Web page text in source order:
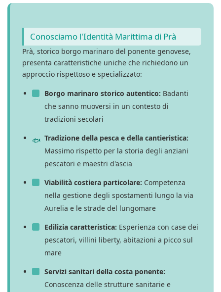
Conosciamo l'Identità Marittima di Prà
Prà, storico borgo marinaro del ponente genovese,
presenta caratteristiche uniche che richiedono un
approccio rispettoso e specializzato:
Borgo marinaro storico autentico: Badanti
che sanno muoversi in un contesto di
tradizioni secolari
Tradizione della pesca e della cantieristica:
Massimo rispetto per la storia degli anziani
pescatori e maestri d'ascia
Viabilità costiera particolare: Competenza
nella gestione degli spostamenti lungo la via
Aurelia e le strade del lungomare
Edilizia caratteristica: Esperienza con case dei
pescatori, villini liberty, abitazioni a picco sul
mare
Servizi sanitari della costa ponente:
Conoscenza delle strutture sanitarie e